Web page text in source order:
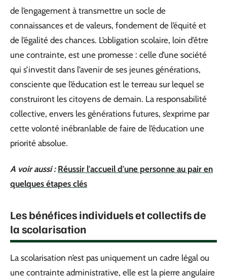
de l’engagement à transmettre un socle de
connaissances et de valeurs, fondement de l’équité et
de l’égalité des chances. L’obligation scolaire, loin d’être
une contrainte, est une promesse : celle d’une société
qui s’investit dans l’avenir de ses jeunes générations,
consciente que l’éducation est le terreau sur lequel se
construiront les citoyens de demain. La responsabilité
collective, envers les générations futures, s’exprime par
cette volonté inébranlable de faire de l’éducation une
priorité absolue.
A voir aussi : Réussir l'accueil d'une personne au pair en
quelques étapes clés
Les bénéfices individuels et collectifs de
la scolarisation
La scolarisation n’est pas uniquement un cadre légal ou
une contrainte administrative, elle est la pierre angulaire